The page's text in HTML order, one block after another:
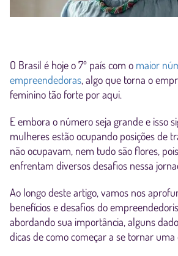
O Brasil é hoje o 7º país com o maior
empreendedoras, algo que torna o
feminino tão forte por aqui.
E embora o número seja grande e isso
mulheres estão ocupando posições de
não ocupavam, nem tudo são flores,
enfrentam diversos desafios nessa
Ao longo deste artigo, vamos nos
benefícios e desafios do
abordando sua importância, alguns
dicas de como começar a se tornar